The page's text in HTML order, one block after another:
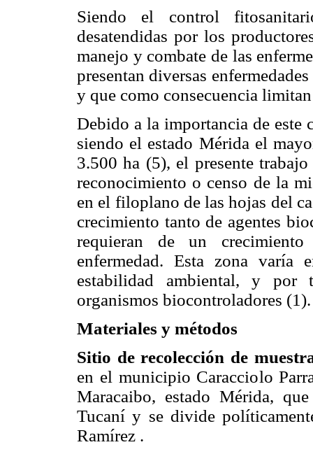
Siendo el control
desatendidas por los
manejo y combate de las
presentan diversas
y que como consecuencia
Debido a la importancia de
siendo el estado Mérida el
3.500 ha (5), el presente
reconocimiento o censo de la
en el filoplano de las hojas del
crecimiento tanto de agentes
requieran de un
enfermedad. Esta zona varía
estabilidad ambiental, y por
organismos biocontroladores (1).
Materiales y métodos
Sitio de recolección de
en el municipio Caracciolo
Maracaibo, estado Mérida,
Tucaní y se divide
Ramírez .